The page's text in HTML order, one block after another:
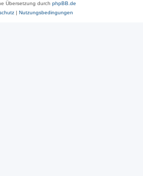
Übersetzung durch phpBB.de
| Nutzungsbedingungen